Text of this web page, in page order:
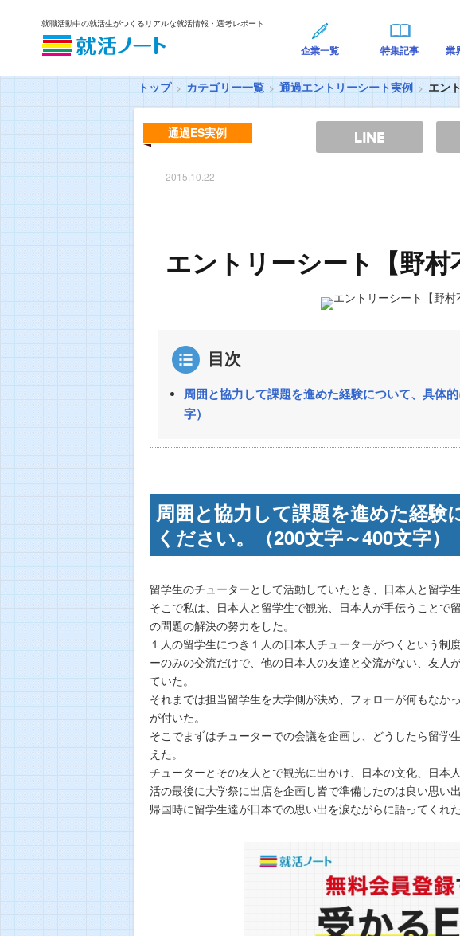
就職活動中の就活生がつくるリアルな就活情報・選考レポート
企業一覧 特集記事 業
トップ カテゴリー一覧 通過エントリーシート実例 エン
通過ES実例
2015.10.22
エントリーシート【野村
目次
周囲と協力して課題を進めた経験について、具体
字）
周囲と協力して課題を進めた経験
ください。（200文字～400文字）
留学生のチューターとして活動していたとき、日本人と留学
そこで私は、日本人と留学生で観光、日本人が手伝うことで
の問題の解決の努力をした。
１人の留学生につき１人の日本人チューターがつくという制
ーのみの交流だけで、他の日本人の友達と交流がない、友人
ていた。
それまでは担当留学生を大学側が決め、フォローが何もなか
が付いた。
そこでまずはチューターでの会議を企画し、どうしたら留学
えた。
チューターとその友人とで観光に出かけ、日本の文化、日本
活の最後に大学祭に出店を企画し皆で準備したのは良い思い出
帰国時に留学生達が日本での思い出を涙ながらに語ってくれ